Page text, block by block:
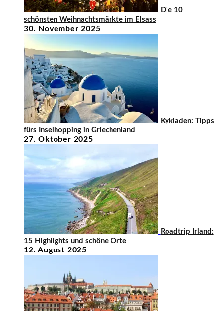
Die 10
schönsten Weihnachtsmärkte im Elsass
30. November 2025
Kykladen: Tipps
fürs Inselhopping in Griechenland
27. Oktober 2025
Roadtrip Irland:
15 Highlights und schöne Orte
12. August 2025